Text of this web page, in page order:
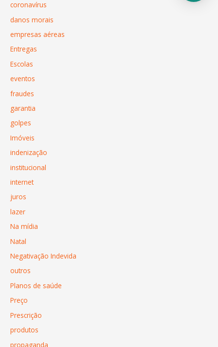
coronavírus
danos morais
empresas aéreas
Entregas
Escolas
eventos
fraudes
garantia
golpes
Imóveis
indenização
institucional
internet
juros
lazer
Na mídia
Natal
Negativação Indevida
outros
Planos de saúde
Preço
Prescrição
produtos
propaganda